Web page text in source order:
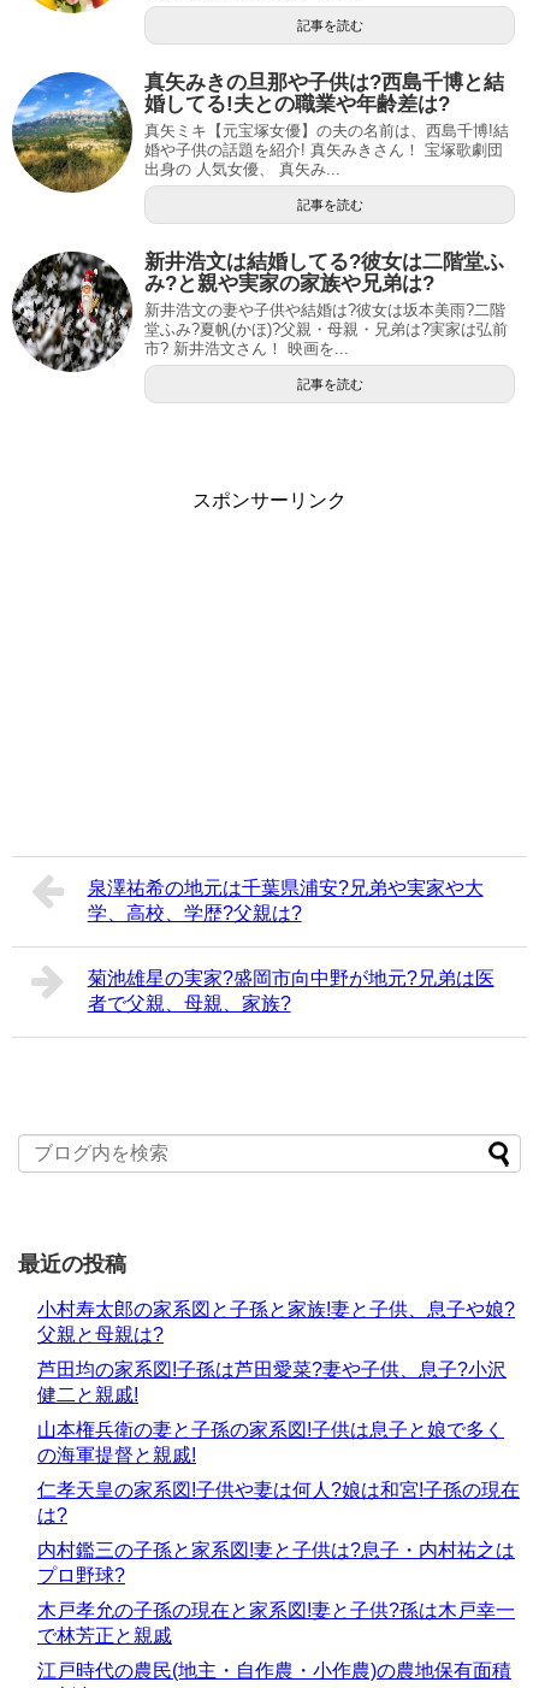
記事を読む
真矢みきの旦那や子供は?西島千博と結
婚してる!夫との職業や年齢差は?
真矢ミキ【元宝塚女優】の夫の名前は、西島千博!結
婚や子供の話題を紹介! 真矢みきさん！ 宝塚歌劇団
出身の 人気女優、 真矢み...
記事を読む
新井浩文は結婚してる?彼女は二階堂ふ
み?と親や実家の家族や兄弟は?
新井浩文の妻や子供や結婚は?彼女は坂本美雨?二階
堂ふみ?夏帆(かほ)?父親・母親・兄弟は?実家は弘前
市? 新井浩文さん！ 映画を...
記事を読む
スポンサーリンク
泉澤祐希の地元は千葉県浦安?兄弟や実家や大
学、高校、学歴?父親は?
菊池雄星の実家?盛岡市向中野が地元?兄弟は医
者で父親、母親、家族?
最近の投稿
小村寿太郎の家系図と子孫と家族!妻と子供、息子や娘?
父親と母親は?
芦田均の家系図!子孫は芦田愛菜?妻や子供、息子?小沢
健二と親戚!
山本権兵衛の妻と子孫の家系図!子供は息子と娘で多く
の海軍提督と親戚!
仁孝天皇の家系図!子供や妻は何人?娘は和宮!子孫の現在
は?
内村鑑三の子孫と家系図!妻と子供は?息子・内村祐之は
プロ野球?
木戸孝允の子孫の現在と家系図!妻と子供?孫は木戸幸一
で林芳正と親戚
江戸時代の農民(地主・自作農・小作農)の農地保有面積